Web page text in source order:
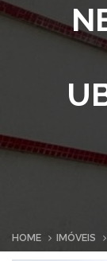
HOME IMÓVEIS